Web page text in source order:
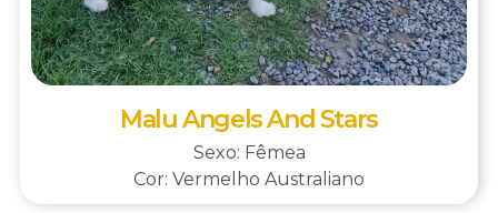
Malu Angels And Stars
Sexo: Fêmea
Cor: Vermelho Australiano